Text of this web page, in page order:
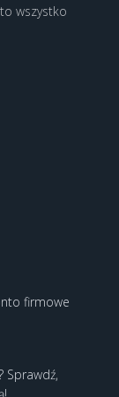
wszystko
firmowe
Sprawdź,